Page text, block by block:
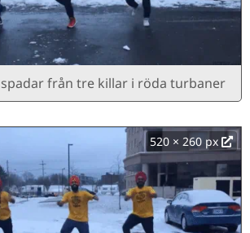
från tre killar i röda turbaner
520 × 260 px